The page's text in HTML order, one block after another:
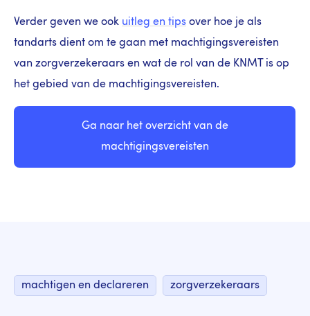
Verder geven we ook uitleg en tips over hoe je als
tandarts dient om te gaan met machtigingsvereisten
van zorgverzekeraars en wat de rol van de KNMT is op
het gebied van de machtigingsvereisten.
Ga naar het overzicht van de
machtigingsvereisten
machtigen en declareren zorgverzekeraars